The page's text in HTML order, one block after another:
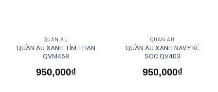
QUẦN ÂU
QUẦN ÂU XANH TÍM THAN
QVM468
950,000₫
QUẦN ÂU
QUẦN ÂU XANH NAVY KẺ
SỌC QV403
950,000₫